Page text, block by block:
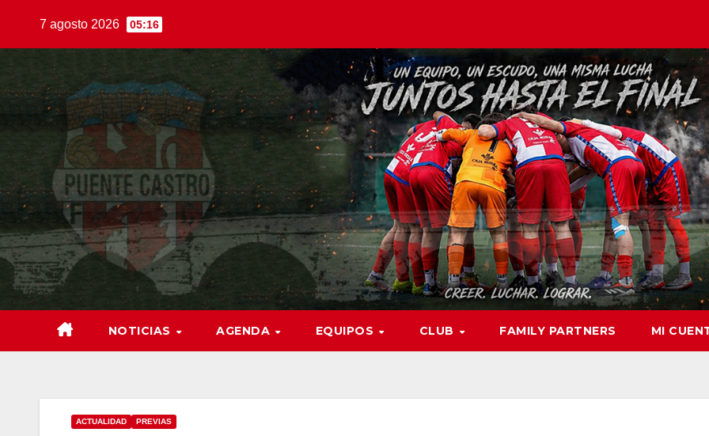
7 agosto 2026 05:16
NOTICIAS AGENDA EQUIPOS CLUB FAMILY PARTNERS MI
ACTUALIDAD PREVIAS